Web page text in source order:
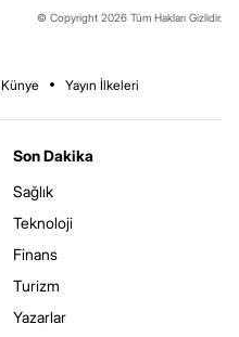
© Copyright 2026 Tüm Hakları Gizlidir.
Künye Yayın İlkeleri
Son Dakika
Sağlık
Teknoloji
Finans
Turizm
Yazarlar